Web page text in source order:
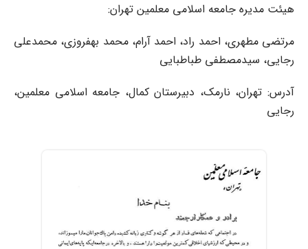
هیئت مدیره جامعه اسلامی معلمین تهران:
مرتضی مطهری، احمد راد، احمد آرام، محمد بهفروزی، محمدعلی
رجایی، سیدمصطفی طباطبایی
آدرس: تهران، نارمک، دبیرستان کمال، جامعه اسلامی معلمین،
رجایی